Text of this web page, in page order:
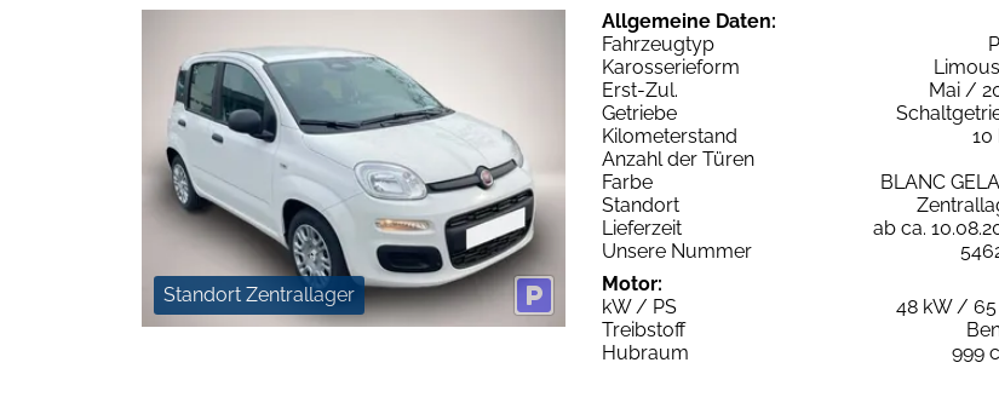
Standort Zentrallager
Allgemeine Daten:
Fahrzeugtyp
Karosserieform
Erst-Zul.
Mai /
Getriebe
Kilometerstand
10
Anzahl der Türen
Farbe
BLANC
Standort
Lieferzeit
ab ca.
Unsere Nummer
Motor:
kW / PS
48 kW / 65
Treibstoff
Hubraum
999